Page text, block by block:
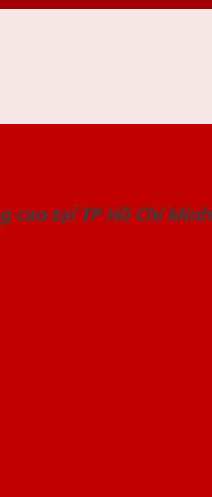
cao tại TP Hồ Chí Minh